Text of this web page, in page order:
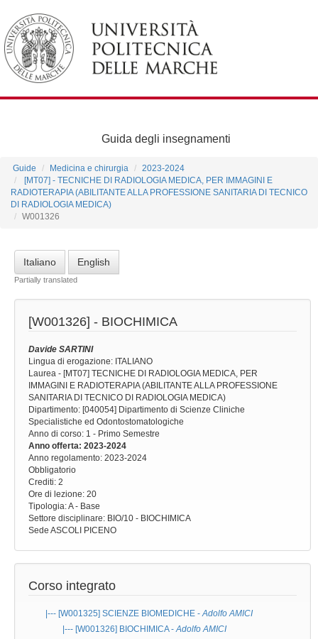
Guida degli insegnamenti
Guide Medicina e chirurgia
2023-2024
[MT07] - TECNICHE DI RADIOLOGIA MEDICA, PER IMMAGINI E
RADIOTERAPIA (ABILITANTE ALLA PROFESSIONE SANITARIA DI TECNICO
DI RADIOLOGIA MEDICA)
W001326
Italiano English
Partially translated
[W001326] - BIOCHIMICA
Davide SARTINI
Lingua di erogazione: ITALIANO
Laurea - [MT07] TECNICHE DI RADIOLOGIA MEDICA, PER
IMMAGINI E RADIOTERAPIA (ABILITANTE ALLA PROFESSIONE
SANITARIA DI TECNICO DI RADIOLOGIA MEDICA)
Dipartimento: [040054] Dipartimento di Scienze Cliniche
Specialistiche ed Odontostomatologiche
Anno di corso: 1 - Primo Semestre
Anno offerta: 2023-2024
Anno regolamento: 2023-2024
Obbligatorio
Crediti: 2
Ore di lezione: 20
Tipologia: A - Base
Settore disciplinare: BIO/10 - BIOCHIMICA
Sede ASCOLI PICENO
Corso integrato
|--- [W001325] SCIENZE BIOMEDICHE -Adolfo AMICI
|--- [W001326] BIOCHIMICA-Adolfo AMICI